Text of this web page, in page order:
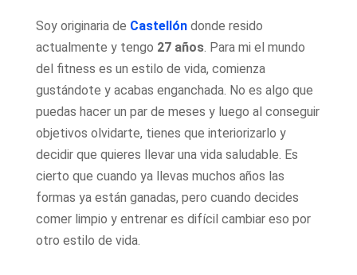
Soy originaria de Castellón donde resido
actualmente y tengo 27 años. Para mi el mundo
del fitness es un estilo de vida, comienza
gustándote y acabas enganchada. No es algo que
puedas hacer un par de meses y luego al conseguir
objetivos olvidarte, tienes que interiorizarlo y
decidir que quieres llevar una vida saludable. Es
cierto que cuando ya llevas muchos años las
formas ya están ganadas, pero cuando decides
comer limpio y entrenar es difícil cambiar eso por
otro estilo de vida.